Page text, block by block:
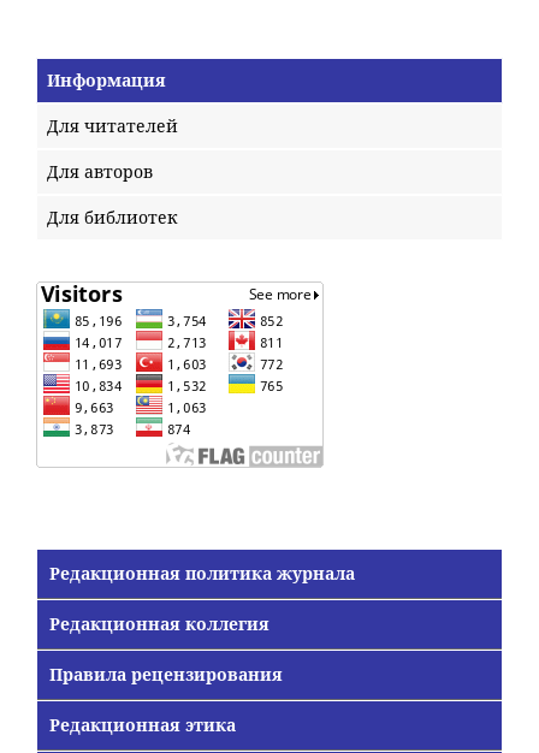
Информация
Для читателей
Для авторов
Для библиотек
Редакционная политика журнала
Редакционная коллегия
Правила рецензирования
Редакционная этика